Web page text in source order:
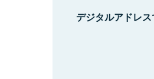
デジタルアドレ